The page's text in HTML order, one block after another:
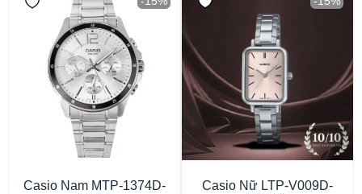
Eco Drive
Casio Nam MTP-1374D-
Casio Nữ LTP-V009D-